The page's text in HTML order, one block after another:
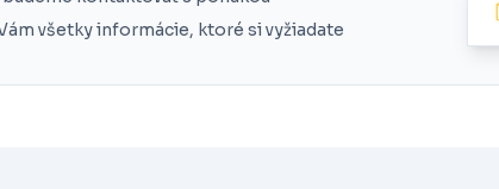
všetky informácie, ktoré si vyžiadate